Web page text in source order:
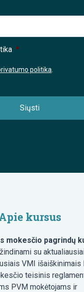
*
politika
kursus
mokesčio pagrindų
su
VMI išaiškinimais
teisinis
PVM mokėtojams ir